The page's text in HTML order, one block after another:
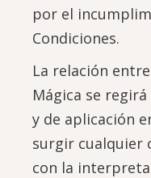
por el
Condiciones.
La relación
Mágica se
y de aplicación
surgir cualquier
con la